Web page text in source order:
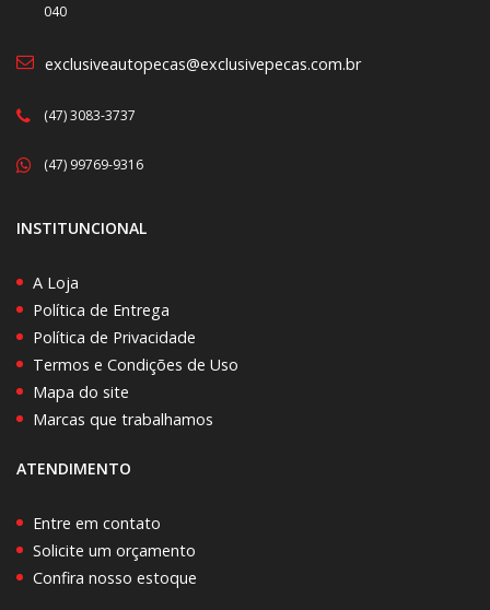
040
exclusiveautopecas@exclusivepecas.com.br
(47) 3083-3737
(47) 99769-9316
INSTITUNCIONAL
A Loja
Política de Entrega
Política de Privacidade
Termos e Condições de Uso
Mapa do site
Marcas que trabalhamos
ATENDIMENTO
Entre em contato
Solicite um orçamento
Confira nosso estoque